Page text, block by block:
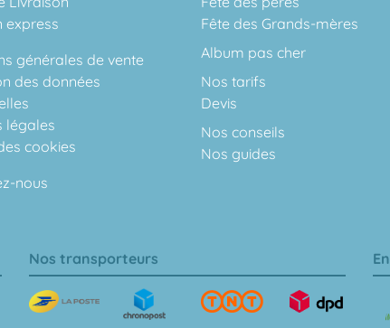
express
générales de vente
des données
légales
cookies
nous
Fête des Grands-mères
Album pas cher
Nos tarifs
Devis
Nos conseils
Nos guides
Nos transporteurs